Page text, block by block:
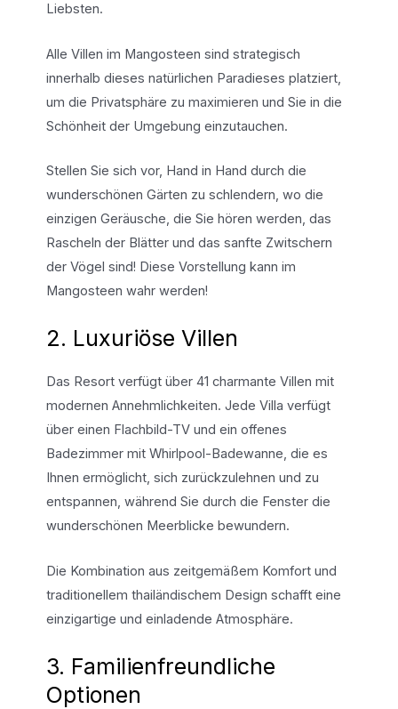
Liebsten.
Alle Villen im Mangosteen sind strategisch
innerhalb dieses natürlichen Paradieses platziert,
um die Privatsphäre zu maximieren und Sie in die
Schönheit der Umgebung einzutauchen.
Stellen Sie sich vor, Hand in Hand durch die
wunderschönen Gärten zu schlendern, wo die
einzigen Geräusche, die Sie hören werden, das
Rascheln der Blätter und das sanfte Zwitschern
der Vögel sind! Diese Vorstellung kann im
Mangosteen wahr werden!
2. Luxuriöse Villen
Das Resort verfügt über 41 charmante Villen mit
modernen Annehmlichkeiten. Jede Villa verfügt
über einen Flachbild-TV und ein offenes
Badezimmer mit Whirlpool-Badewanne, die es
Ihnen ermöglicht, sich zurückzulehnen und zu
entspannen, während Sie durch die Fenster die
wunderschönen Meerblicke bewundern.
Die Kombination aus zeitgemäßem Komfort und
traditionellem thailändischem Design schafft eine
einzigartige und einladende Atmosphäre.
3. Familienfreundliche
Optionen